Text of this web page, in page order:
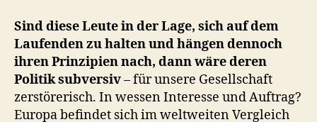
Sind diese Leute in der Lage, sich auf dem
Laufenden zu halten und hängen dennoch
ihren Prinzipien nach, dann wäre deren
Politik subversiv– für unsere Gesellschaft
zerstörerisch. In wessen Interesse und Auftrag?
Europa befindet sich im weltweiten Vergleich